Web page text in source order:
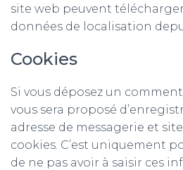
site web peuvent
données de localisation
Cookies
Si vous déposez un
vous sera proposé
adresse de messagerie et
cookies. C’est uniquement
de ne pas avoir à saisir ces